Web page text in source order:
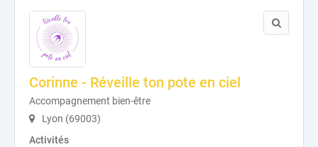
Corinne - Réveille ton pote en ciel
Accompagnement bien-être
Lyon (69003)
Activités